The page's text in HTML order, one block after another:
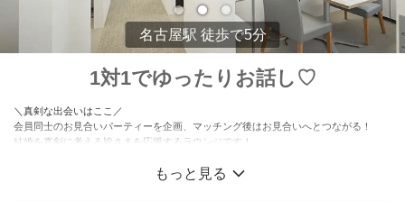
名古屋駅 徒歩で5分
1対1でゆったりお話し♡
＼真剣な出会いはここ／
会員同士のお見合いパーティーを企画、マッチング後はお見合いへとつながる！
結婚を真剣に考える皆さまを応援するラウンジです！
もっと見る